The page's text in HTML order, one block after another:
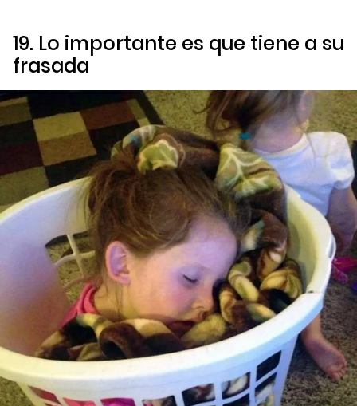
19. Lo importante es que tiene a su
frasada